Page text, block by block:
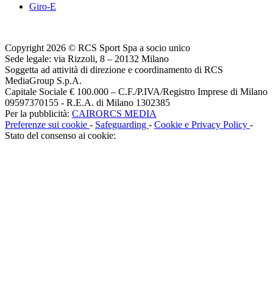
Giro-E
Copyright 2026 © RCS Sport Spa a socio unico
Sede legale: via Rizzoli, 8 – 20132 Milano
Soggetta ad attività di direzione e coordinamento di RCS
MediaGroup S.p.A.
Capitale Sociale € 100.000 – C.F./P.IVA/Registro Imprese di Milano
09597370155 - R.E.A. di Milano 1302385
Per la pubblicità: CAIRORCS MEDIA
Preferenze sui cookie - Safeguarding - Cookie e Privacy Policy -
Stato del consenso ai cookie: